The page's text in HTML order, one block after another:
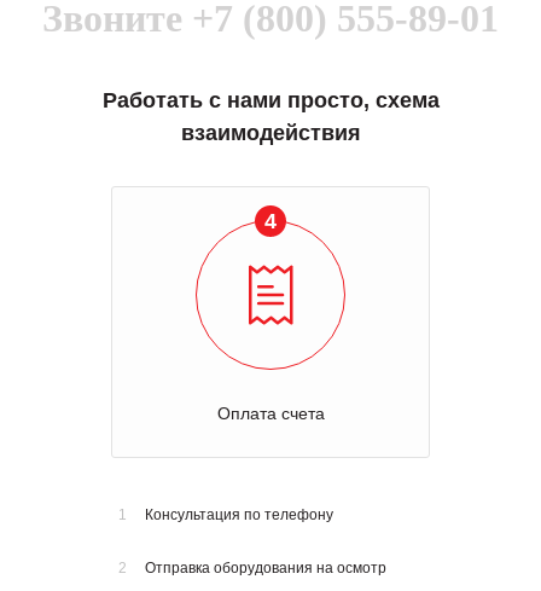
Звоните +7 (800) 555-89-01
Работать с нами просто, схема
взаимодействия
4
Оплата счета
1 Консультация по телефону
2 Отправка оборудования на осмотр